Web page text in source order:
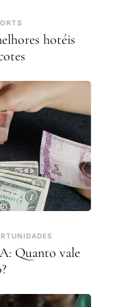
hotéis
Quanto vale